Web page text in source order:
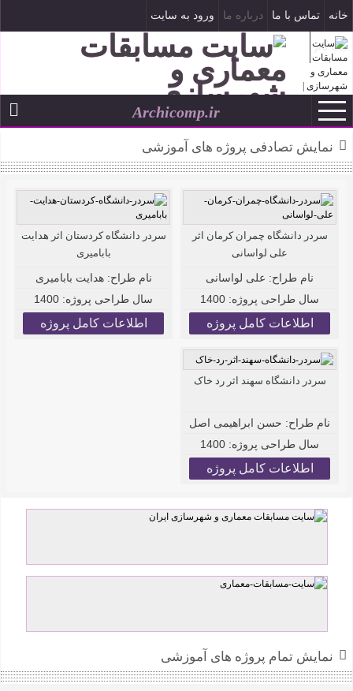
خانه تماس با ما درباره ما ورود به سایت
ثبت نام
۱۶ مرداد ۱۴۰۵Archicomp.ir
نمایش تصادفی پروژه های آموزشی
سردر دانشگاه چمران کرمان اثر
علی لواسانی
نام طراح: علی لواسانی
سال طراحی پروژه: 1400
اطلاعات کامل پروژه
سردر دانشگاه کردستان اثر هدایت
بابامیری
نام طراح: هدایت بابامیری
سال طراحی پروژه: 1400
اطلاعات کامل پروژه
سردر دانشگاه سهند اثر رد خاک
نام طراح: حسن ابراهیمی اصل
سال طراحی پروژه: 1400
اطلاعات کامل پروژه
نمایش تمام پروژه های آموزشی